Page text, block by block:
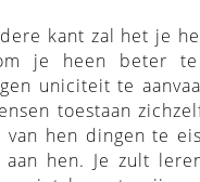
kant zal het je
je heen beter
uniciteit te
toestaan
van hen dingen te
aan hen. Je zult